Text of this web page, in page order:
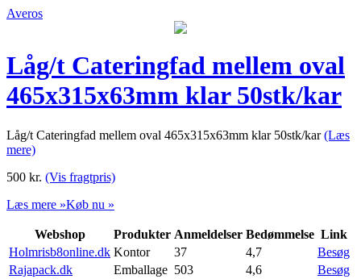
Averos
Låg/t Cateringfad mellem oval
465x315x63mm klar 50stk/kar
Låg/t Cateringfad mellem oval 465x315x63mm klar 50stk/kar(Læs
mere)
500 kr. (Vis fragtpris)
Læs mere »Køb nu »
Webshop Produkter Anmeldelser Bedømmelse Link
Holmrisb8online.dk Kontor 37 4,7
Besøg
Rajapack.dk
Emballage 503 4,6
Besøg